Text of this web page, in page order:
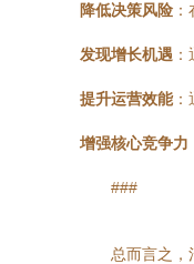
降低决策风险
发现增长机遇
提升运营效能：
增强核心竞争力
###
总而言之，